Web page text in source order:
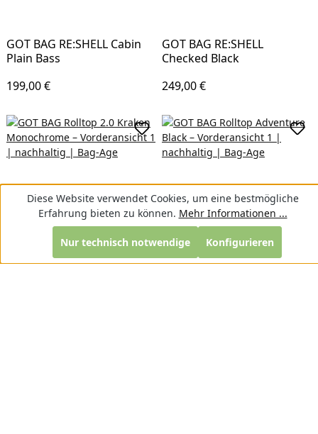
Produkte filtern
GOT BAG RE:SHELL Cabin
Plain Bass
Regulärer Preis:
199,00 €
GOT BAG RE:SHELL
Checked Black
Regulärer Preis:
249,00 €
Diese Website verwendet Cookies, um eine bestmögliche
Erfahrung bieten zu können. Mehr Informationen ...
Nur technisch notwendige Konfigurieren